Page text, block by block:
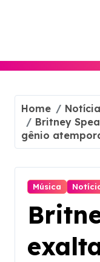
Home
Britney
gênio
Música